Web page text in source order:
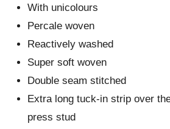
With unicolours
Percale woven
Reactively washed
Super soft woven
Double seam stitched
Extra long tuck-in strip over
press stud